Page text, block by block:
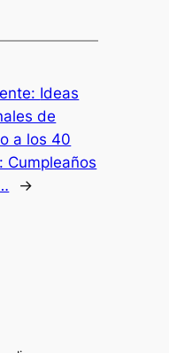
Ideas
de
a los 40
Cumpleaños
→